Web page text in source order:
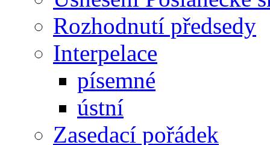
Rozhodnutí předsedy
Interpelace
písemné
ústní
Zasedací pořádek